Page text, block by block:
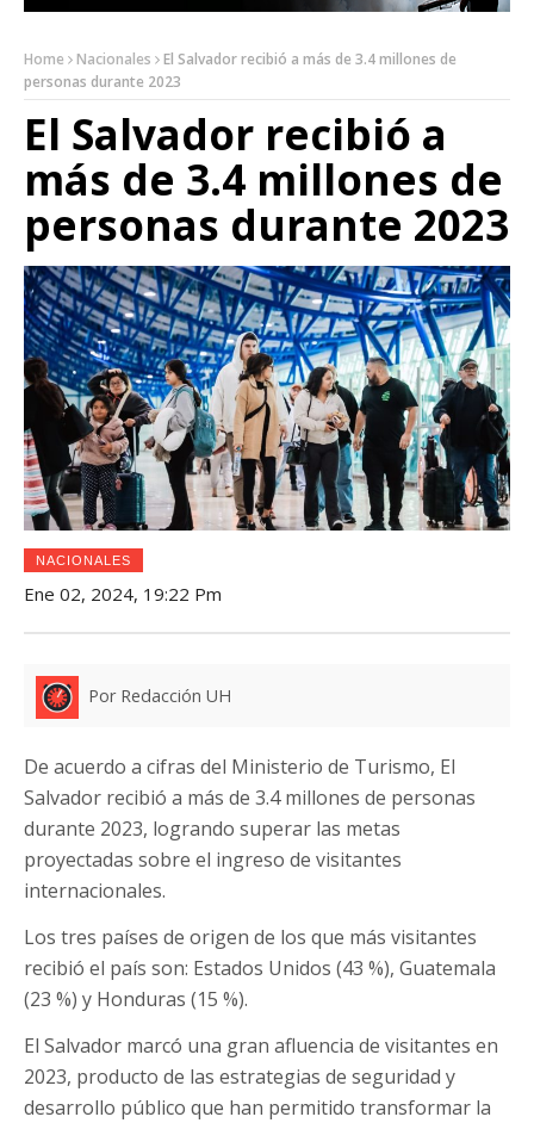
Home Nacionales
El Salvador recibió a más de 3.4 millones de
personas durante 2023
El Salvador recibió a
más de 3.4 millones de
personas durante 2023
NACIONALES
Ene 02, 2024, 19:22 Pm
Por Redacción UH
De acuerdo a cifras del Ministerio de Turismo, El
Salvador recibió a más de 3.4 millones de personas
durante 2023, logrando superar las metas
proyectadas sobre el ingreso de visitantes
internacionales.
Los tres países de origen de los que más visitantes
recibió el país son: Estados Unidos (43 %), Guatemala
(23 %) y Honduras (15 %).
El Salvador marcó una gran afluencia de visitantes en
2023, producto de las estrategias de seguridad y
desarrollo público que han permitido transformar la